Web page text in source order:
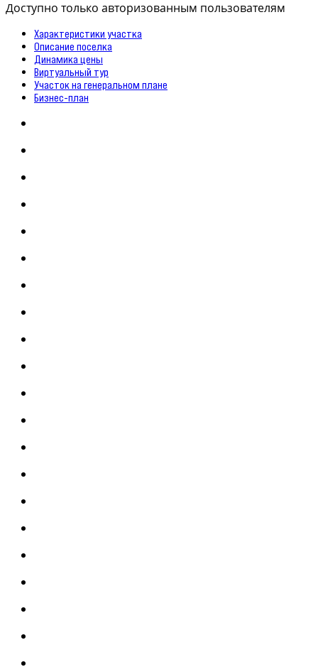
Доступно только авторизованным пользователям
Характеристики участка
Описание поселка
Динамика цены
Виртуальный тур
Участок на генеральном плане
Бизнес-план